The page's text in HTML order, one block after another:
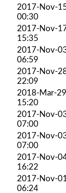
2017-Nov-
00:30
2017-Nov-
15:35
2017-Nov-
06:59
2017-Nov-
22:09
2018-Mar-29
15:20
2017-Nov-
07:00
2017-Nov-
07:00
2017-Nov-
16:22
2017-Nov-
06:24